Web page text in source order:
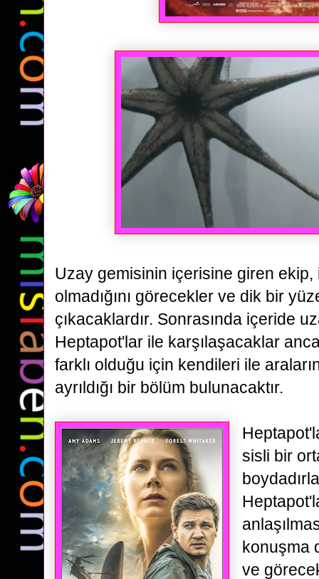
Uzay gemisinin içerisine giren
olmadığını görecekler ve dik bir
çıkacaklardır. Sonrasında içeride
Heptapot'lar ile karşılaşacaklar
farklı olduğu için kendileri ile
ayrıldığı bir bölüm bulunacaktır.
sisli bir
konuşma
ve